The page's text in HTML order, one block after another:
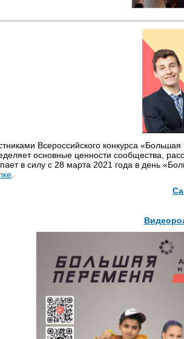
Всероссийского конкурса
основные ценности сообщества,
в силу с 28 марта 2021 года в день
.